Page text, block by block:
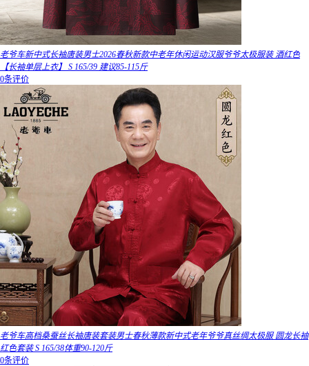
老爷车新中式长袖唐装男士2026春秋新款中老年休闲运动汉服爷爷太极服装 酒红色
【长袖单层上衣】 S 165/39 建议85-115斤
0条评价
老爷车高档桑蚕丝长袖唐装套装男士春秋薄款新中式老年爷爷真丝绸太极服 圆龙长袖
红色套装 S 165/38体重90-120斤
0条评价